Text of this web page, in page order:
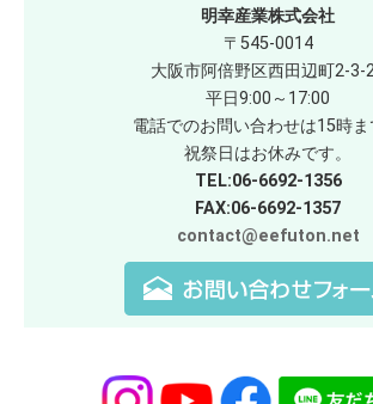
明幸産業株式会社
〒545-0014
大阪市阿倍野区西田辺町2-3-
平日9:00～17:00
電話でのお問い合わせは15時ま
祝祭日はお休みです。
TEL:06-6692-1356
FAX:06-6692-1357
contact@eefuton.net